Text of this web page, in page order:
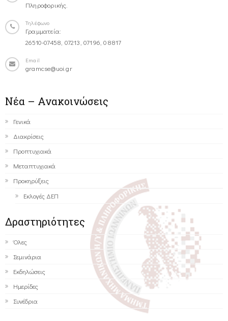
Πληροφορικής.
Τηλέφωνο
Γραμματεία:
26510-07458, 07213, 07196, 08817
Email
gramcse@uoi.gr
Νέα – Ανακοινώσεις
Γενικά
Διακρίσεις
Προπτυχιακά
Μεταπτυχιακά
Προκηρύξεις
Εκλογές ΔΕΠ
Δραστηριότητες
Όλες
Σεμινάρια
Εκδηλώσεις
Ημερίδες
Συνέδρια